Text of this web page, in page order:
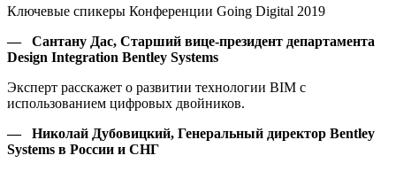
Ключевые спикеры Конференции Going Digital 2019
— Сантану Дас, Старший вице-президент департамента
Design Integration Bentley Systems
Эксперт расскажет о развитии технологии BIM с
использованием цифровых двойников.
— Николай Дубовицкий, Генеральный директор Bentley
Systems в России и СНГ